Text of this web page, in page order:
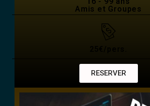
Amis et Groupes
RESERVER